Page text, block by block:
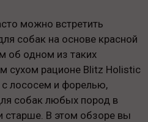
можно встретить
собак на основе красной
одном из таких
сухом рационе Blitz Holistic
лососем и форелью,
собак любых пород в
старше. В этом обзоре вы